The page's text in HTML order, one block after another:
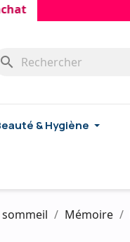
search
& Hygiène
Mémoire